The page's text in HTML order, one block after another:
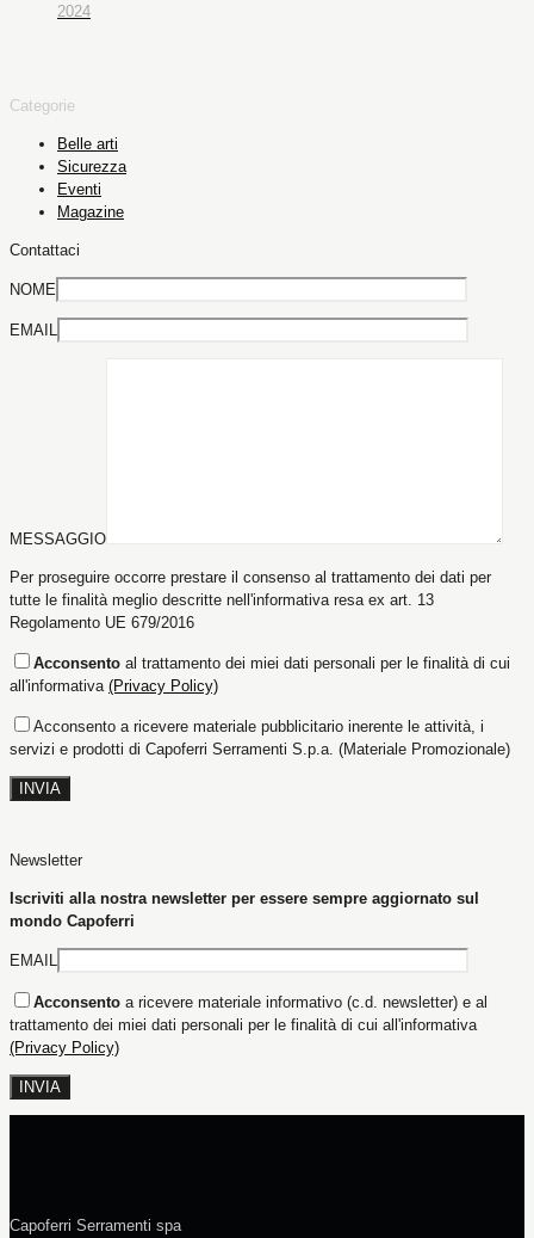
2024
Categorie
Belle arti
Sicurezza
Eventi
Magazine
Contattaci
NOME
EMAIL
MESSAGGIO
Per proseguire occorre prestare il consenso al trattamento dei dati per
tutte le finalità meglio descritte nell'informativa resa ex art. 13
Regolamento UE 679/2016
Acconsento al trattamento dei miei dati personali per le finalità di cui
all'informativa (Privacy Policy)
Acconsento a ricevere materiale pubblicitario inerente le attività, i
servizi e prodotti di Capoferri Serramenti S.p.a. (Materiale Promozionale)
Newsletter
Iscriviti alla nostra newsletter per essere sempre aggiornato sul
mondo Capoferri
EMAIL
Acconsento a ricevere materiale informativo (c.d. newsletter) e al
trattamento dei miei dati personali per le finalità di cui all'informativa
(Privacy Policy)
Capoferri Serramenti spa